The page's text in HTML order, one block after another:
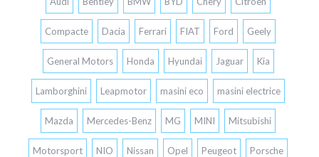
Compacte Dacia Ferrari FIAT Ford Geely
General Motors Honda Hyundai Jaguar Kia
Lamborghini Leapmotor masini eco masini electrice
Mazda Mercedes-Benz MG MINI Mitsubishi
Motorsport NIO Nissan Opel Peugeot Porsche